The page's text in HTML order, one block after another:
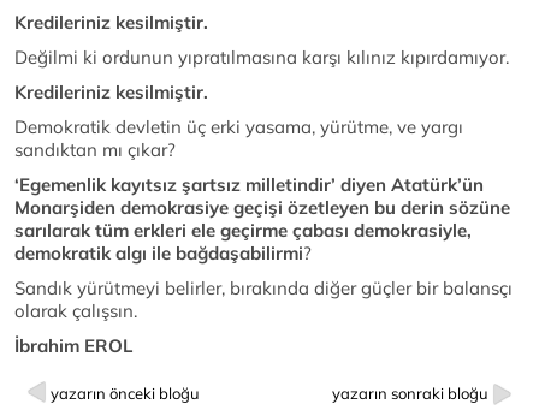
Kredileriniz kesilmiştir.
Değilmi ki ordunun yıpratılmasına karşı kılınız kıpırdamıyor.
Kredileriniz kesilmiştir.
Demokratik devletin üç erki yasama, yürütme, ve yargı
sandıktan mı çıkar?
‘Egemenlik kayıtsız şartsız milletindir’ diyen Atatürk’ün
Monarşiden demokrasiye geçişi özetleyen bu derin sözüne
sarılarak tüm erkleri ele geçirme çabası demokrasiyle,
demokratik algı ile bağdaşabilirmi?
Sandık yürütmeyi belirler, bırakında diğer güçler bir balansçı
olarak çalışsın.
İbrahim EROL
yazarın önceki bloğu yazarın sonraki bloğu